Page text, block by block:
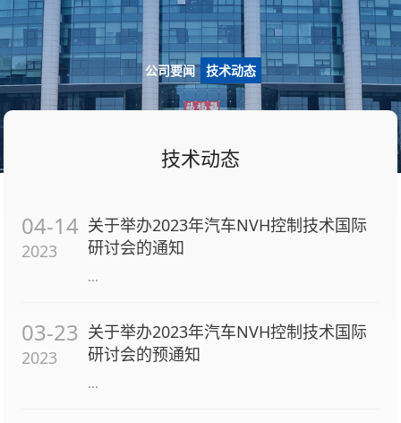
公司要闻 技术动态
技术动态
04-14
2023
关于举办2023年汽车NVH控制技术国际
研讨会的通知
...
03-23
2023
关于举办2023年汽车NVH控制技术国际
研讨会的预通知
...